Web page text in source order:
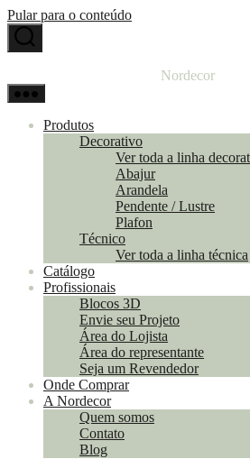
Pular para o conteúdo
Nordecor
Produtos
Decorativo
Ver toda a linha
Abajur
Arandela
Pendente / Lustre
Plafon
Técnico
Ver toda a linha técnica
Catálogo
Profissionais
Blocos 3D
Envie seu Projeto
Área do Lojista
Área do representante
Seja um Revendedor
Onde Comprar
A Nordecor
Quem somos
Contato
Blog